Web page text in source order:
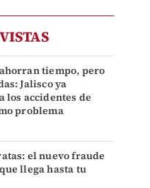
tiempo, pero
Jalisco ya
los accidentes de
problema
el nuevo fraude
llega hasta tu